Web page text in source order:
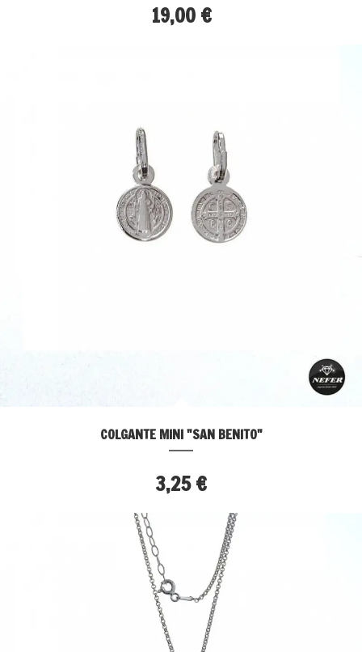
19,00 €
COLGANTE MINI "SAN BENITO"
3,25 €